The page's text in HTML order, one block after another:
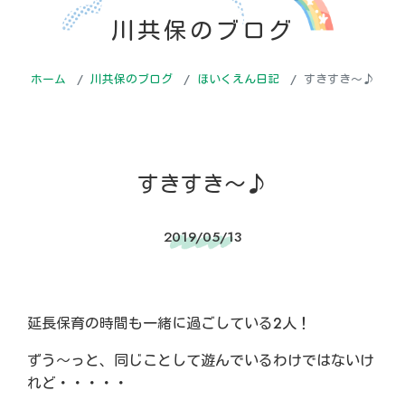
川共保のブログ
ホーム 川共保のブログ ほいくえん日記 すきすき～♪
すきすき～♪
2019/05/13
延長保育の時間も一緒に過ごしている2人！
ずう～っと、同じことして遊んでいるわけではないけ
れど・・・・・